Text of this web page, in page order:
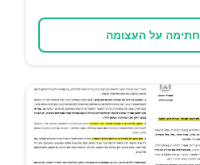
חתימה על העצומה